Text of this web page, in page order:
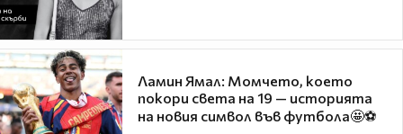
Ламин Ямал: Момчето, което
покори света на 19 — историята
на новия символ във футбола🤩⚽